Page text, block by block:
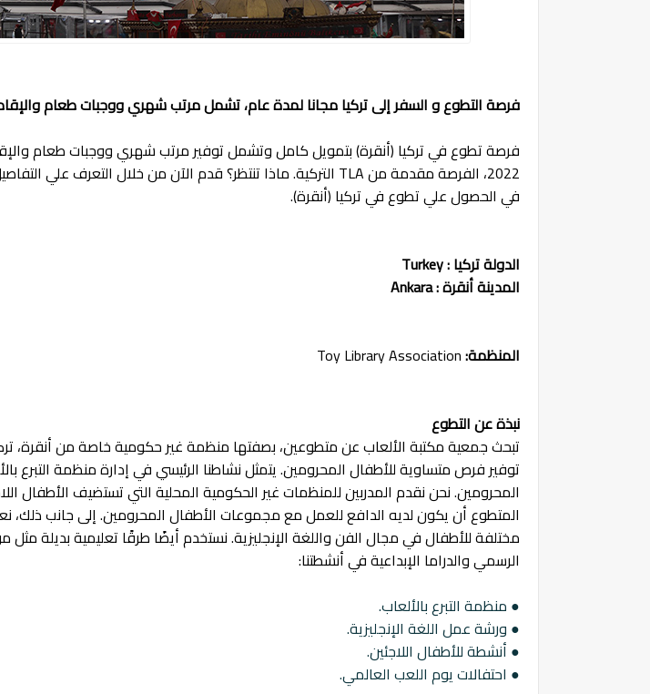
فرصة التطوع و السفر إلى تركيا مجانا لمدة عام، تشمل مرتب شهري ووجبات طعام والإقامة
فرصة تطوع في تركيا (أنقرة) بتمويل كامل وتشمل توفير مرتب شهري ووجبات طعام
2022، الفرصة مقدمة من TLA التركية.
ماذا تنتظر؟ قدم الآن من خلال التعرف علي
في الحصول علي تطوع في تركيا (أنقرة).
الدولةتركيا : Turkey
المدينةأنقرة : Ankara
المنظمة:Toy Library Association
نبذة عن التطوع
تبحث جمعية مكتبة الألعاب عن متطوعين، بصفتها منظمة غير حكومية خاصة من أنقرة،
توفير فرص متساوية للأطفال المحرومين. يتمثل نشاطنا الرئيسي في إدارة منظمة التبرع
المحرومين. نحن نقدم المدربين للمنظمات غير الحكومية المحلية التي تستضيف الأطفال
المتطوع أن يكون لديه الدافع للعمل مع مجموعات الأطفال المحرومين. إلى جانب
مختلفة للأطفال في مجال الفن واللغة الإنجليزية. نستخدم أيضًا طرقًا تعليمية بديلة مثل
الرسمي والدراما الإبداعية في أنشطتنا:
● منظمة التبرع بالألعاب.
● ورشة عمل اللغة الإنجليزية.
● أنشطة للأطفال اللاجئين.
● احتفالات يوم اللعب العالمي.